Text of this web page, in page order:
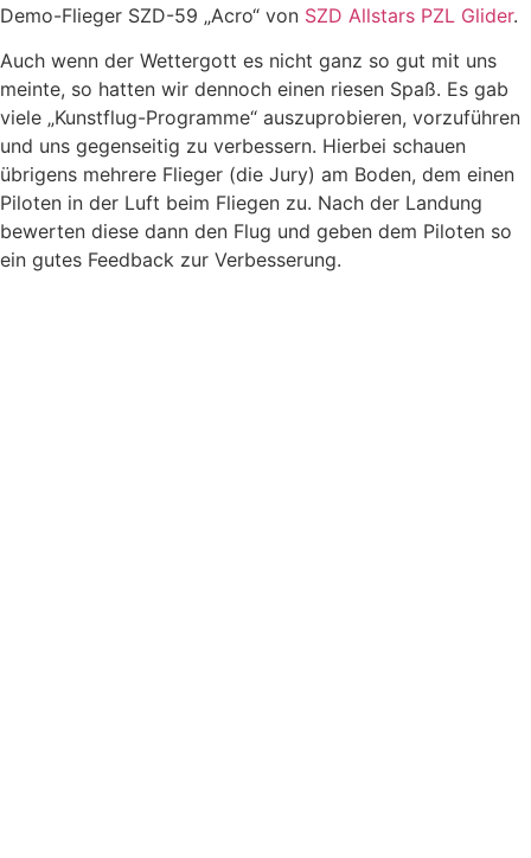
Demo-Flieger SZD-59 „Acro“ von SZD Allstars PZL Glider.
Auch wenn der Wettergott es nicht ganz so gut mit uns
meinte, so hatten wir dennoch einen riesen Spaß. Es gab
viele „Kunstflug-Programme“ auszuprobieren, vorzuführen
und uns gegenseitig zu verbessern. Hierbei schauen
übrigens mehrere Flieger (die Jury) am Boden, dem einen
Piloten in der Luft beim Fliegen zu. Nach der Landung
bewerten diese dann den Flug und geben dem Piloten so
ein gutes Feedback zur Verbesserung.